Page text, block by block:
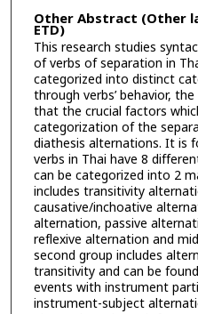
Other Abstract (Other
ETD)
This research studies
of verbs of separation in
categorized into distinct
through verbs’ behavior,
that the crucial factors
categorization of the
diathesis alternations. It is
verbs in Thai have 8
can be categorized into 2
includes transitivity
causative/inchoative
alternation, passive
reflexive alternation and
second group includes
transitivity and can be
events with instrument
instrument-subject